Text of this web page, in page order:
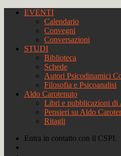
EVENTI
Calendario
Convegni
Conversazioni
STUDI
Biblioteca
Schede
Autori Psicodinamici
Filosofia e Psicoanalisi
Aldo Carotenuto
Libri e pubblicazioni di
Pensieri su Aldo
Ritagli
Entra in contatto con il CSPL